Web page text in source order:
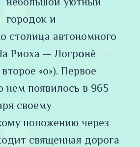
городок и
столица автономного
Риоха — Логронё
«о»). Первое
нем появилось в 965
своему
положению через
священная дорога